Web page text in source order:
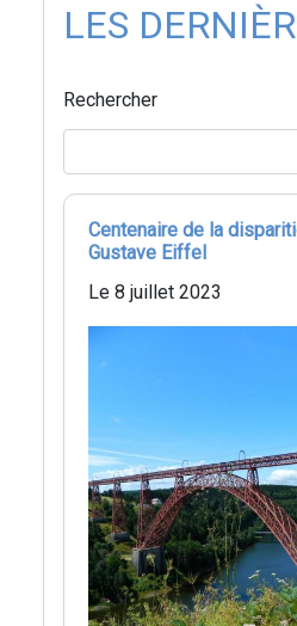
LES
Rechercher
Centenaire de la
Gustave Eiffel
Le 8 juillet 2023